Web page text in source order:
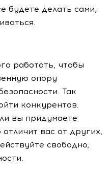
будете делать сами,
работать, чтобы
опору
Так
конкурентов.
вы придумаете
вас от других,
свободно,